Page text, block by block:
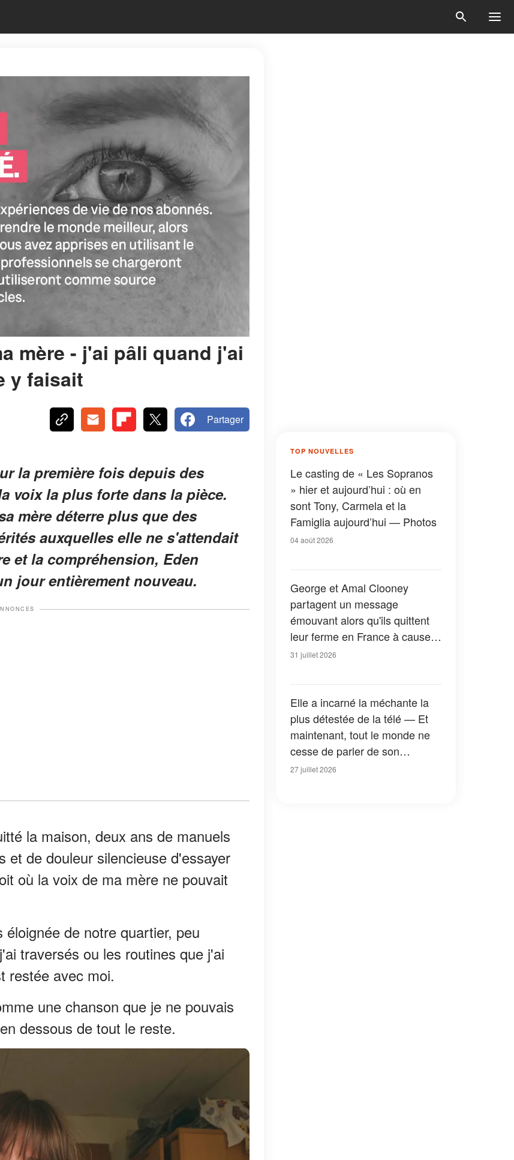
mère - j'ai pâli quand j'ai
y faisait
Partager
la première fois depuis des
voix la plus forte dans la pièce.
mère déterre plus que des
auxquelles elle ne s'attendait
et la compréhension, Eden
jour entièrement nouveau.
la maison, deux ans de manuels
de douleur silencieuse d'essayer
où la voix de ma mère ne pouvait
de notre quartier, peu
traversés ou les routines que j'ai
restée avec moi.
une chanson que je ne pouvais
dessous de tout le reste.
TOP NOUVELLES
Le casting de « Les Sopranos
» hier et aujourd’hui : où en
sont Tony, Carmela et la
Famiglia aujourd’hui — Photos
04 août 2026
George et Amal Clooney
partagent un message
émouvant alors qu'ils quittent
leur ferme en France à cause
des feux de forêt — Tous les
31 juillet 2026
Elle a incarné la méchante la
plus détestée de la télé — Et
maintenant, tout le monde ne
cesse de parler de son
apparition dans la nouvelle
27 juillet 2026